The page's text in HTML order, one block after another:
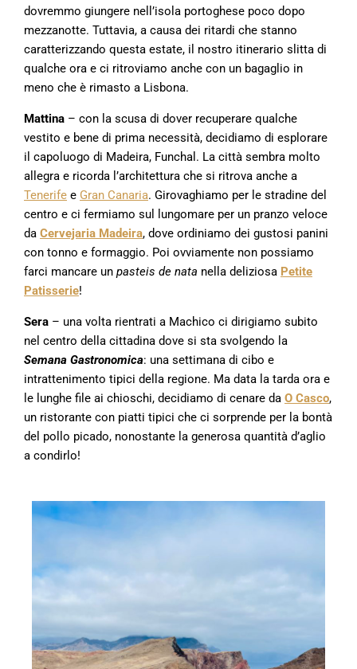
dovremmo giungere nell’isola portoghese poco dopo
mezzanotte. Tuttavia, a causa dei ritardi che stanno
caratterizzando questa estate, il nostro itinerario slitta di
qualche ora e ci ritroviamo anche con un bagaglio in
meno che è rimasto a Lisbona.
Mattina – con la scusa di dover recuperare qualche
vestito e bene di prima necessità, decidiamo di esplorare
il capoluogo di Madeira, Funchal. La città sembra molto
allegra e ricorda l’architettura che si ritrova anche a
Tenerife e Gran Canaria. Girovaghiamo per le stradine del
centro e ci fermiamo sul lungomare per un pranzo veloce
da Cervejaria Madeira, dove ordiniamo dei gustosi panini
con tonno e formaggio. Poi ovviamente non possiamo
farci mancare un pasteis de nata nella deliziosa Petite
Patisserie!
Sera – una volta rientrati a Machico ci dirigiamo subito
nel centro della cittadina dove si sta svolgendo la
Semana Gastronomica: una settimana di cibo e
intrattenimento tipici della regione. Ma data la tarda ora e
le lunghe file ai chioschi, decidiamo di cenare da O Casco,
un ristorante con piatti tipici che ci sorprende per la bontà
del pollo picado, nonostante la generosa quantità d’aglio
a condirlo!